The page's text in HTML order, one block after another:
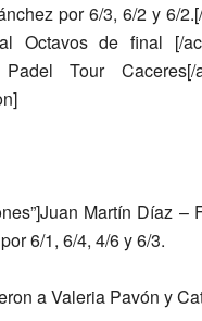
por 6/3, 6/2 y 6/
Octavos de final [/
Tour Caceres[/
Juan Martín Díaz –
por 6/1, 6/4, 4/6 y 6/3.
aValeria Pavón y